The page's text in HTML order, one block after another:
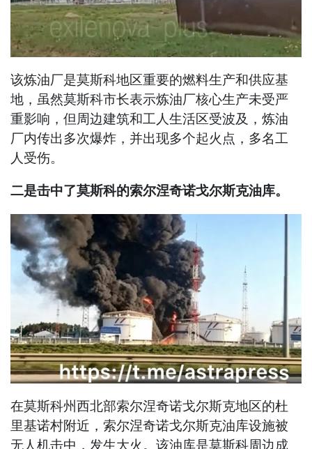
该炼油厂是莫斯科地区重要的燃料生产和供应基
地，虽然莫斯科市长表示炼油厂核心生产未受严
重影响，但周边建筑和工人生活区受波及，炼油
厂内传出多次爆炸，并出现多个起火点，多名工
人受伤。
二是击中了莫斯科的索尔涅奇诺戈尔斯克油库。
在莫斯科州西北部索尔涅奇诺戈尔斯克地区的杜
里基诺村附近，索尔涅奇诺戈尔斯克油库设施被
无人机击中，发生大火。该油库是莫斯科周边成